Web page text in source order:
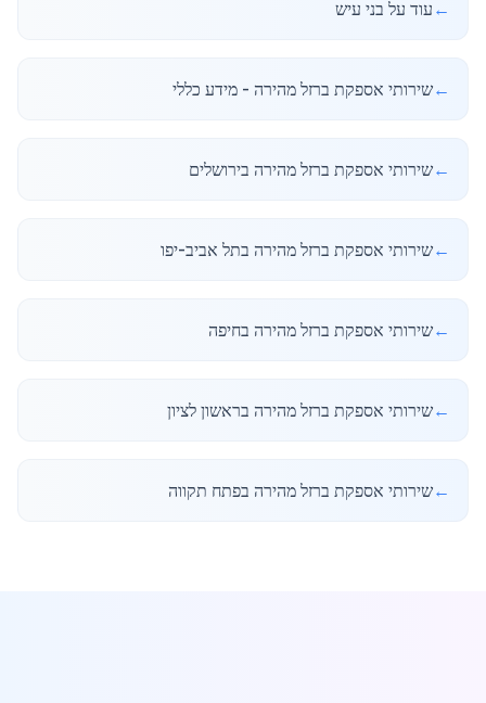
← עוד על בני עיש
←שירותי אספקת ברזל מהירה - מידע כללי
←שירותי אספקת ברזל מהירה בירושלים
←שירותי אספקת ברזל מהירה בתל אביב-יפו
←שירותי אספקת ברזל מהירה בחיפה
←שירותי אספקת ברזל מהירה בראשון לציון
←שירותי אספקת ברזל מהירה בפתח תקווה